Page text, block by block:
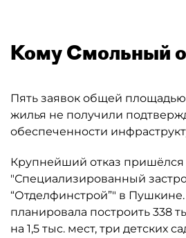
Кому Смольный
Пять заявок общей площадью
жилья не получили
обеспеченности
Крупнейший отказ
"Специализированный
“Отделфинстрой”" в
планировала построить 338
на 1,5 тыс. мест, три детских